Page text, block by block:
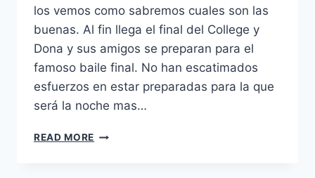
los vemos como sabremos cuales son las
buenas. Al fin llega el final del College y
Dona y sus amigos se preparan para el
famoso baile final. No han escatimados
esfuerzos en estar preparadas para la que
será la noche mas…
READ MORE PROM